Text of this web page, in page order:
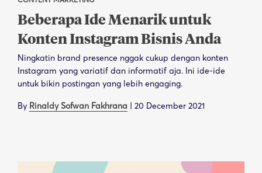
Beberapa Ide Menarik untuk
Konten Instagram Bisnis Anda
Ningkatin brand presence nggak cukup dengan konten
Instagram yang variatif dan informatif aja. Ini ide-ide
untuk bikin postingan yang lebih engaging.
By Rinaldy Sofwan Fakhrana | 20 December 2021